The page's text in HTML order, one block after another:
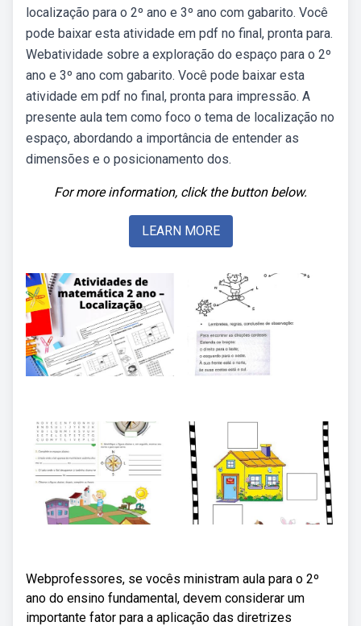
localização para o 2º ano e 3º ano com gabarito. Você
pode baixar esta atividade em pdf no final, pronta para.
Webatividade sobre a exploração do espaço para o 2º
ano e 3º ano com gabarito. Você pode baixar esta
atividade em pdf no final, pronta para impressão. A
presente aula tem como foco o tema de localização no
espaço, abordando a importância de entender as
dimensões e o posicionamento dos.
For more information, click the button below.
LEARN MORE
Webprofessores, se vocês ministram aula para o 2º
ano do ensino fundamental, devem considerar um
importante fator para a aplicação das diretrizes